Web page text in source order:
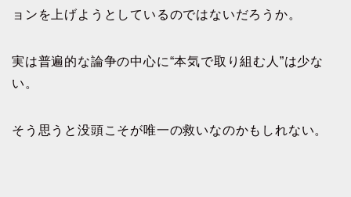
ョンを上げようとしているのではないだろうか。
実は普遍的な論争の中心に“本気で取り組む人”は少な
い。
そう思うと没頭こそが唯一の救いなのかもしれない。